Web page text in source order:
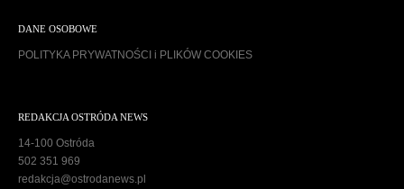
DANE OSOBOWE
POLITYKA PRYWATNOŚCI i PLIKÓW COOKIES
REDAKCJA OSTRÓDA NEWS
14-100 Ostróda
502 351 969
redakcja@ostrodanews.pl